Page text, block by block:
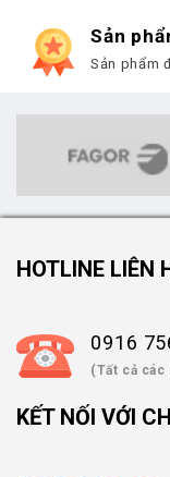
Sản
Sản phẩm
HOTLINE LIÊN
0916
(Tất cả các
KẾT NỐI VỚI